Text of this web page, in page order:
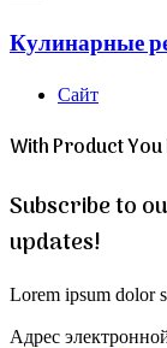
Кулинарные
Сайт
With Product
Subscribe to
updates!
Lorem ipsum dolor
Адрес